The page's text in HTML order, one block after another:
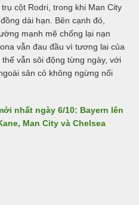
cột Rodri, trong khi Man City
dài hạn. Bên cạnh đó,
mạnh mẽ chống lại nạn
vẫn đau đầu vì tương lai của
vẫn sôi động từng ngày, với
sân cỏ không ngừng nối
nhất ngày 6/10: Bayern lên
Man City và Chelsea